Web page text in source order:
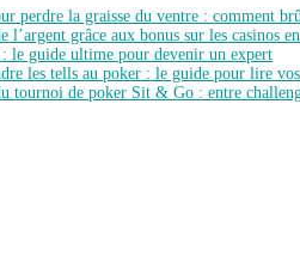
perdre la graisse du ventre : comment
l’argent grâce aux bonus sur les casinos
: le guide ultime pour devenir un expert
les tells au poker : le guide pour lire vos
tournoi de poker Sit & Go : entre